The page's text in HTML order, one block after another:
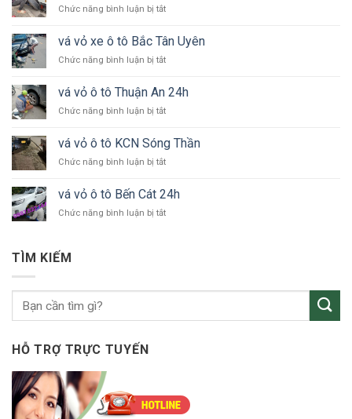
Chức năng bình luận bị tắtở
vỏ
xe
ô
KCN
vá vỏ xe ô tô Bắc Tân Uyên
Chức năng bình luận bị tắtở
vỏ
xe
ô
Bắc
Tân
Uyên
vá vỏ ô tô Thuận An 24h
Chức năng bình luận bị tắtở
ô
tô
An
vá vỏ ô tô KCN Sóng Thần
Chức năng bình luận bị tắtở
vỏ
ô
tô
vá vỏ ô tô Bến Cát 24h
Chức năng bình luận bị tắtở
Cát
TÌM KIẾM
HỖ TRỢ TRỰC TUYẾN